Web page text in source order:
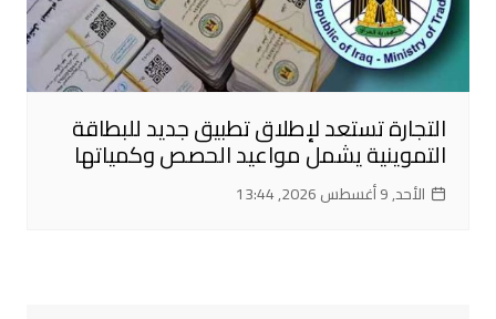
التجارة تستعد لإطلاق تطبيق جديد للبطاقة
التموينية يشمل مواعيد الحصص وكمياتها
الأحد, 9 أغسطس 2026, 13:44